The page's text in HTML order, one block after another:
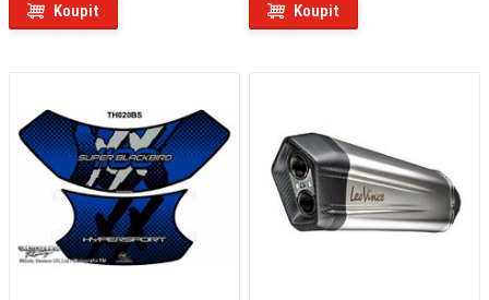
Koupit Koupit